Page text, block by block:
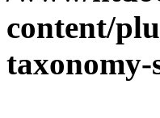
content/